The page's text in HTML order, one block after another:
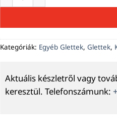
Kategóriák: Egyéb Glettek, Glettek,
Aktuális készletről vagy
keresztül. Telefonszámunk: